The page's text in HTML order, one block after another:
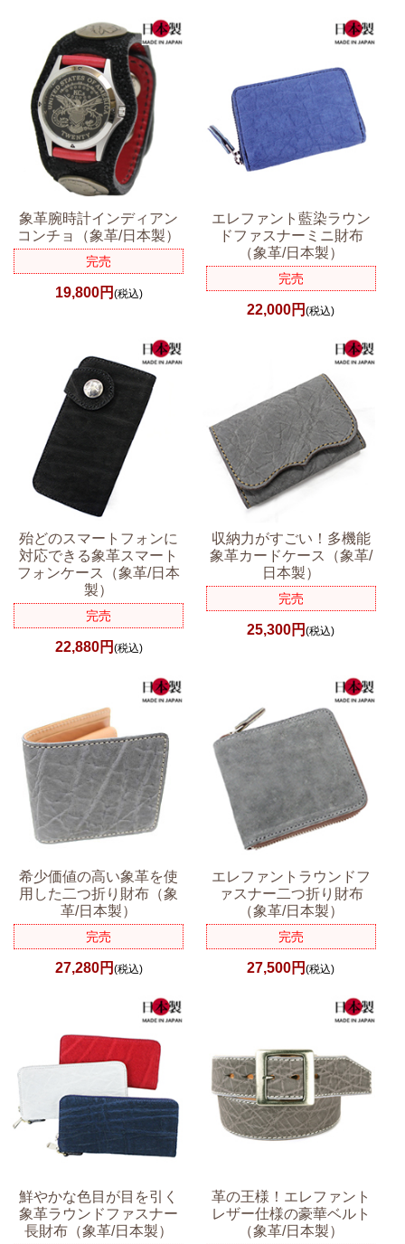
象革腕時計インディアン
コンチョ（象革/日本製）
完売
19,800円 (税込)
エレファント藍染ラウン
ドファスナーミニ財布
（象革/日本製）
完売
22,000円(税込)
殆どのスマートフォンに
対応できる象革スマート
フォンケース（象革/日本
製）
完売
22,880円 (税込)
収納力がすごい！多機能
象革カードケース（象革/
日本製）
完売
25,300円(税込)
希少価値の高い象革を使
用した二つ折り財布（象
革/日本製）
完売
27,280円 (税込)
エレファントラウンドフ
ァスナー二つ折り財布
（象革/日本製）
完売
27,500円(税込)
鮮やかな色目が目を引く
象革ラウンドファスナー
長財布（象革/日本製）
革の王様！エレファント
レザー仕様の豪華ベルト
（象革/日本製）